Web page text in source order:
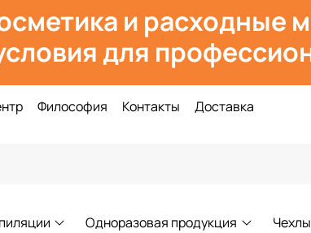
и расходные
для
Философия Контакты Доставка
Одноразовая продукция